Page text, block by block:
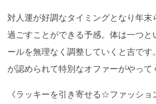
対人運が好調なタイミングとなり年
過ごすことができる予感。体は一つと
ールを無理なく調整していくと吉で
が認められて特別なオファーがやって
《ラッキーを引き寄せる☆ファッショ